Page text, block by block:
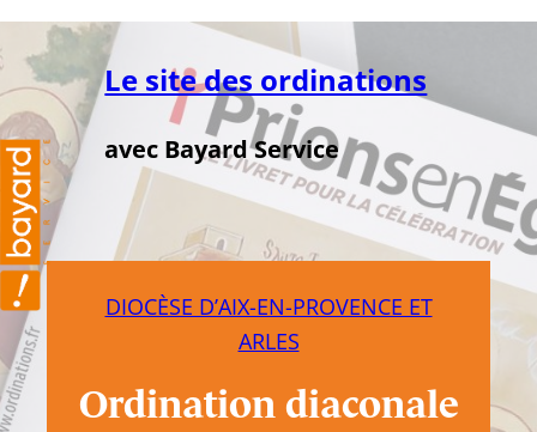
Aller
au
contenu
Le site des ordinations
avec Bayard Service
DIOCÈSE D’AIX-EN-PROVENCE ET
ARLES
Ordination diaconale